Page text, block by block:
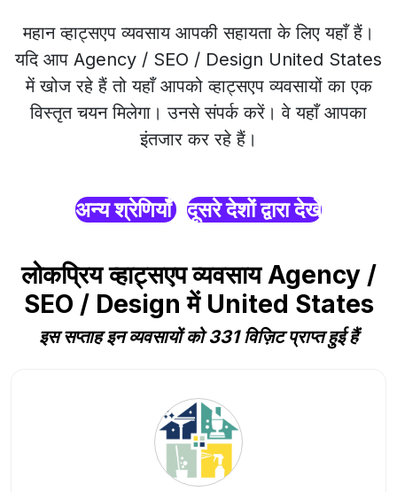
महान व्हाट्सएप व्यवसाय आपकी सहायता के लिए यहाँ हैं।
यदि आप Agency / SEO / Design United States
में खोज रहे हैं तो यहाँ आपको व्हाट्सएप व्यवसायों का एक
विस्तृत चयन मिलेगा। उनसे संपर्क करें। वे यहाँ आपका
इंतजार कर रहे हैं।
अन्य श्रेणियाँ दूसरे देशों द्वारा देखें
लोकप्रिय व्हाट्सएप व्यवसाय Agency /
SEO / Design में United States
इस सप्ताह इन व्यवसायों को 331 विज़िट प्राप्त हुई हैं